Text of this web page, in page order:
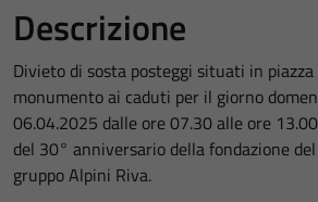
Descrizione
Divieto di sosta posteggi situati in
monumento ai caduti per il giorno
06.04.2025 dalle ore 07.30 alle ore
del 30° anniversario della fondazione del
gruppo Alpini Riva.